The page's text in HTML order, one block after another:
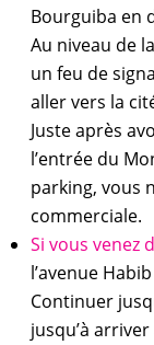
Bourguiba en
Au niveau de
un feu de
aller vers la
Juste après
l’entrée du
parking, vous
commerciale.
Si vous venez
l’avenue
Continuer
jusqu’à